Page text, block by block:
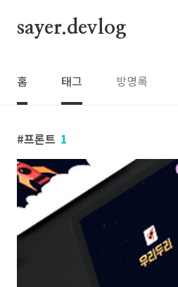
sayer.devlog
홈 태그 방명록
프론트 1